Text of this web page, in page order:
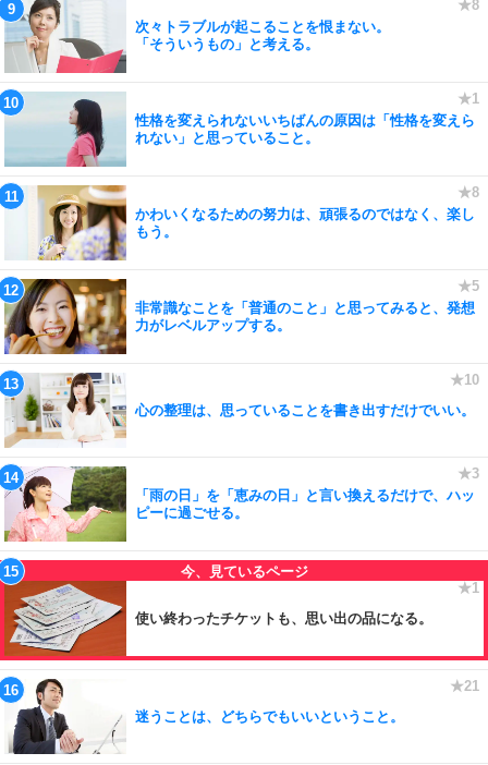
次々トラブルが起こることを恨まない。
「そういうもの」と考える。
性格を変えられないいちばんの原因は「性格を変えら
れない」と思っていること。
かわいくなるための努力は、頑張るのではなく、楽し
もう。
非常識なことを「普通のこと」と思ってみると、発想
力がレベルアップする。
心の整理は、思っていることを書き出すだけでいい。
「雨の日」を「恵みの日」と言い換えるだけで、ハッ
ピーに過ごせる。
使い終わったチケットも、思い出の品になる。
迷うことは、どちらでもいいということ。